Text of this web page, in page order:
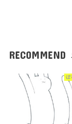
RECOMMEND
ぽ